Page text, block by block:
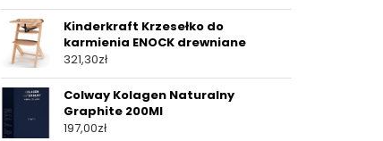
Kinderkraft Krzesełko do
karmienia ENOCK drewniane
321,30zł
Colway Kolagen Naturalny
Graphite 200Ml
197,00zł